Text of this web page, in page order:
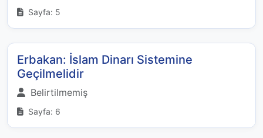
Sayfa: 5
Erbakan: İslam Dinarı Sistemine
Geçilmelidir
Belirtilmemiş
Sayfa: 6